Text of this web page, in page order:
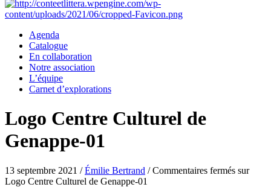
Agenda
Catalogue
En collaboration
Notre association
L’équipe
Carnet d’explorations
Logo Centre Culturel de
Genappe-01
13 septembre 2021 /Émilie Bertrand /Commentaires fermés sur
Logo Centre Culturel de Genappe-01